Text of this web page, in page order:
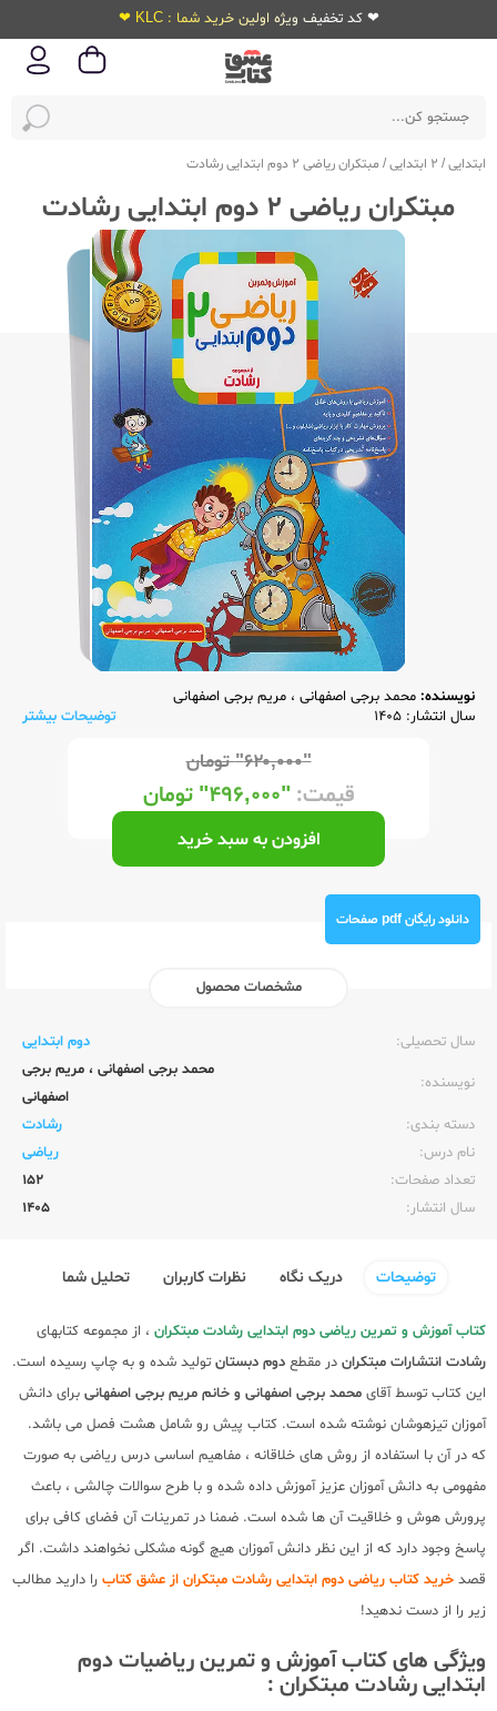
❤ کد تخفیف ویژه اولین خرید شما : KLC ❤
ابتدایی/ 2 ابتدایی / مبتکران ریاضی 2 دوم ابتدایی رشادت
مبتکران ریاضی 2 دوم ابتدایی رشادت
نویسنده: محمد برجی اصفهانی ، مریم برجی اصفهانی
سال انتشار: 1405
توضیحات بیشتر
"۶۲۰,۰۰۰" تومان
قیمت:"۴۹۶,۰۰۰" تومان
افزودن به سبد خرید
دانلود رایگان pdf صفحات
مشخصات محصول
سال تحصیلی:‌
دوم ابتدایی
نویسنده:‌
محمد برجی اصفهانی ، مریم برجی
اصفهانی
دسته بندی:
رشادت
نام درس:
ریاضی
تعداد صفحات:‌
152
سال انتشار:‌
1405
توضیحات دریک نگاه نظرات کاربران تحلیل شما
کتاب آموزش و تمرین ریاضی دوم ابتدایی رشادت مبتکران ، از مجموعه کتابهای
رشادت انتشارات مبتکران در مقطع دوم دبستان تولید شده و به چاپ رسیده است.
این کتاب توسط آقای محمد برجی اصفهانی و خانم مریم برجی اصفهانی برای دانش
آموزان تیزهوشان نوشته شده است. کتاب پیش رو شامل هشت فصل می باشد.
که در آن با استفاده از روش های خلاقانه ، مفاهیم اساسی درس ریاضی به صورت
مفهومی به دانش آموزان عزیز آموزش داده شده و با طرح سوالات چالشی ، باعث
پرورش هوش و خلاقیت آن ها شده است. ضمنا در تمرینات آن فضای کافی برای
پاسخ وجود دارد که از این نظر دانش آموزان هیچ گونه مشکلی نخواهند داشت. اگر
قصد خرید کتاب ریاضی دوم ابتدایی رشادت مبتکران از عشق کتاب را دارید مطالب
زیر را از دست ندهید!
ویژگی های کتاب آموزش و تمرین ریاضیات دوم
ابتدایی رشادت مبتکران :